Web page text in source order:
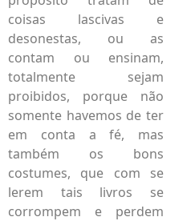
coisas lascivas e
desonestas, ou as
contam ou ensinam,
totalmente sejam
proibidos, porque não
somente havemos de ter
em conta a fé, mas
também os bons
costumes, que com se
lerem tais livros se
corrompem e perdem